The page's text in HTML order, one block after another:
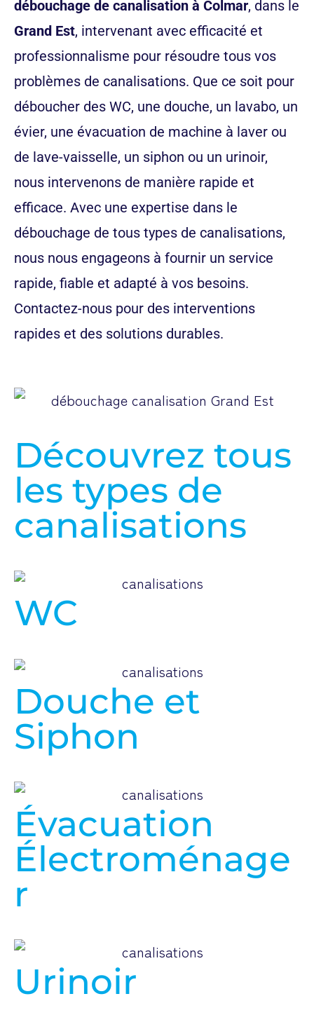
débouchage de canalisation à Colmar, dans le
Grand Est, intervenant avec efficacité et
professionnalisme pour résoudre tous vos
problèmes de canalisations. Que ce soit pour
déboucher des WC, une douche, un lavabo, un
évier, une évacuation de machine à laver ou
de lave-vaisselle, un siphon ou un urinoir,
nous intervenons de manière rapide et
efficace. Avec une expertise dans le
débouchage de tous types de canalisations,
nous nous engageons à fournir un service
rapide, fiable et adapté à vos besoins.
Contactez-nous pour des interventions
rapides et des solutions durables.
Découvrez tous
les types de
canalisations
WC
Douche et
Siphon
Évacuation
Électroménage
r
Urinoir